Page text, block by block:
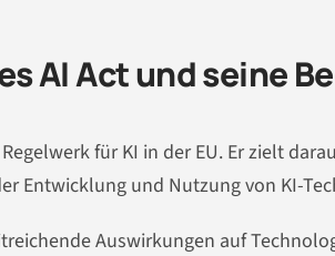
AI Act und seine
für KI in der EU. Er zielt
Entwicklung und Nutzung von KI-
Auswirkungen auf